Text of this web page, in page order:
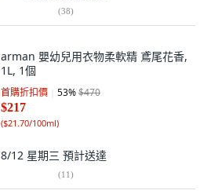
(38)
arman 嬰幼兒用衣物柔軟精 鳶尾花香,
1L, 1個
首購折扣價 53%$470
$217
($21.70/100ml)
8/12 星期三 預計送達
(11)